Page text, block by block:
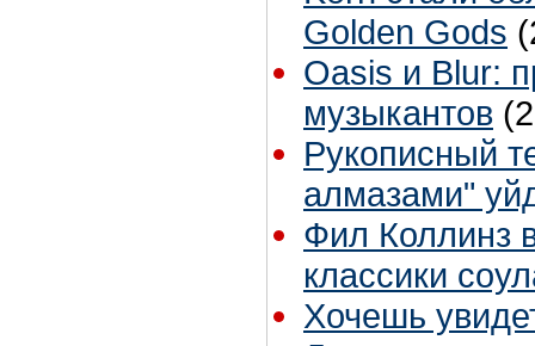
Golden Gods
Oasis и Blur:
музыкантов
Рукописный
алмазами"
Фил Коллинз
классики
Хочешь